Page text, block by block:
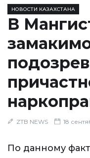
НОВОСТИ КАЗАХСТАНА
В
ZTB NEWS 18
По данному